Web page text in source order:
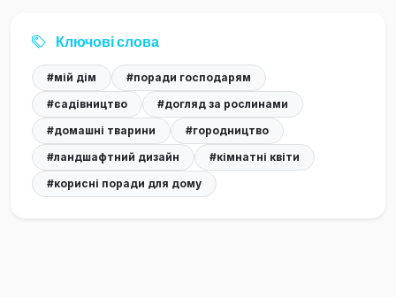
Ключові слова
#мій дім
#поради господарям
#садівництво
#догляд за рослинами
#домашні тварини
#городництво
#ландшафтний дизайн
#кімнатні квіти
#корисні поради для дому